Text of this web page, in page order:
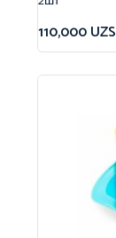
110,000UZS